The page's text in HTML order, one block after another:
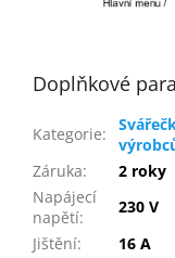
Doplňkové
Kategorie:
Záruka:
2 roky
Napájecí
napětí:
230 V
Jištění:
16 A